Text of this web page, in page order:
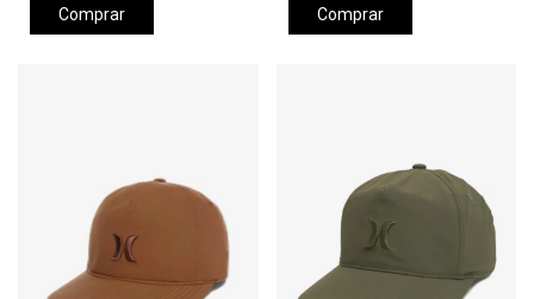
Comprar Comprar